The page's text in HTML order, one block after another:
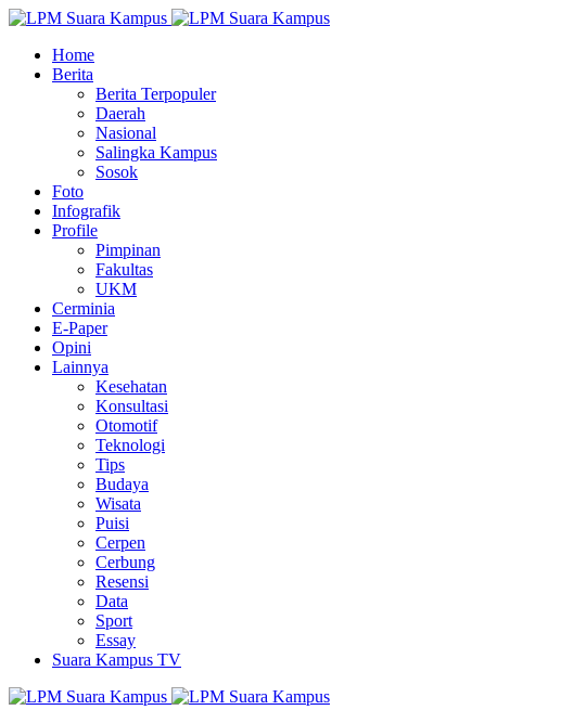
Home
Berita
Berita Terpopuler
Daerah
Nasional
Salingka Kampus
Sosok
Foto
Infografik
Profile
Pimpinan
Fakultas
UKM
Cerminia
E-Paper
Opini
Lainnya
Kesehatan
Konsultasi
Otomotif
Teknologi
Tips
Budaya
Wisata
Puisi
Cerpen
Cerbung
Resensi
Data
Sport
Essay
Suara Kampus TV